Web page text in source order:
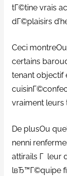
tГ©tine vrais
dГ©plaisirs
Ceci
certains
tenant objectif
vraiment
De plusOu
nenni
attirails Г leur
lвЂ™Г©quipe